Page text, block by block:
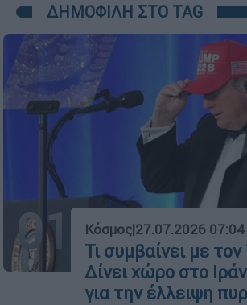
ΔΗΜΟΦΙΛΗ ΣΤΟ TAG
01 Κόσμος|27.07.2026 07:04
Τι συμβαίνει με
Δίνει χώρο στο
για την έλλειψη